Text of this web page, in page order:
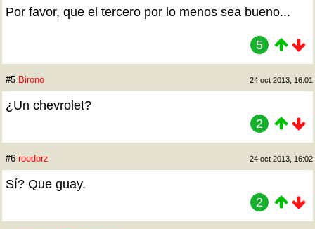
Por favor, que el tercero por lo menos sea bueno...
5
#5 Birono 24 oct 2013, 16:01
¿Un chevrolet?
2
#6 roedorz 24 oct 2013, 16:02
Sí? Que guay.
2